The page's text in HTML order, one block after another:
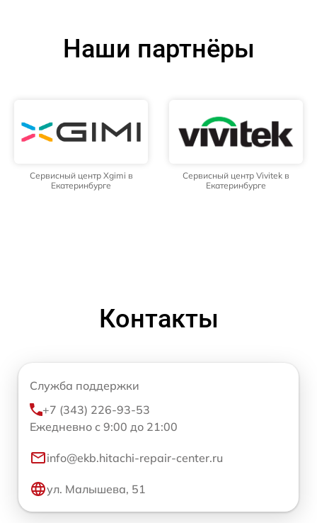
Наши партнёры
Сервисный центр Xgimi в
Екатеринбурге
Сервисный центр Vivitek в
Екатеринбурге
Контакты
Служба поддержки
+7 (343) 226-93-53
Ежедневно с 9:00 до 21:00
info@ekb.hitachi-repair-center.ru
ул. Малышева, 51